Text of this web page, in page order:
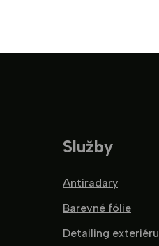
Služby
Antiradary
Barevné fólie
Detailing exteriéru